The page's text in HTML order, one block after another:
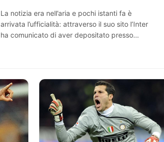
La notizia era nell’aria e pochi istanti fa è
arrivata l’ufficialità: attraverso il suo sito l’Inter
ha comunicato di aver depositato presso…